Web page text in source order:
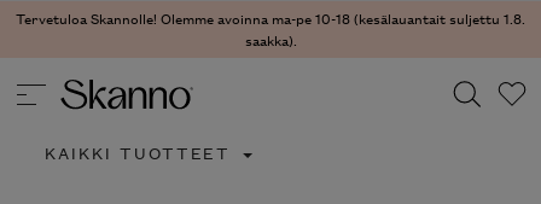
Tervetuloa Skannolle! Olemme avoinna ma-pe 10-18 (kesälauantait suljettu 1.8.
saakka).
KAIKKI TUOTTEET